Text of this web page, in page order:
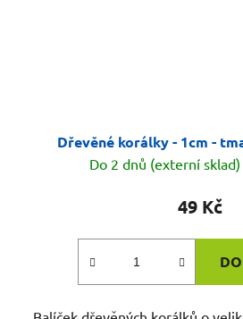
Dřevěné korálky - 1cm -
Do 2 dnů (externí sklad)
49 Kč